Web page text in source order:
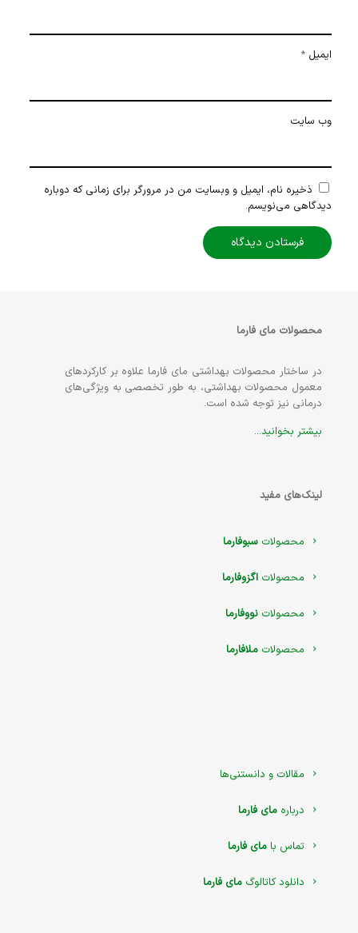
ایمیل *
وب‌ سایت
ذخیره نام، ایمیل و وبسایت من در مرورگر برای زمانی که دوباره
دیدگاهی می‌نویسم.
محصولات مای فارما
در ساختار محصولات بهداشتی مای فارما علاوه بر کارکردهای
معمول محصولات بهداشتی، به طور تخصصی به ویژگی‌های
درمانی نیز توجه شده است.
بیشتر بخوانید...
لینک‌های مفید
محصولاتسبوفارما
محصولات اگزوفارما
محصولات نووفارما
محصولات ملافارما
مقالات و دانستنی‌ها
درباره مای فارما
تماس با مای فارما
دانلود کاتالوگ مای فارما